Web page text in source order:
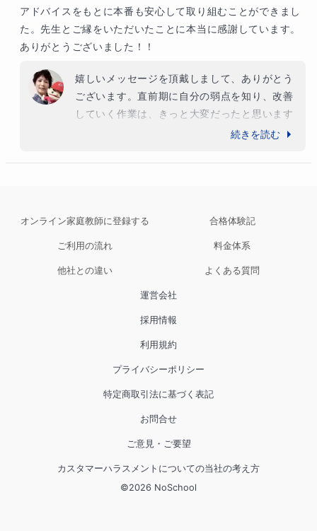
アドバイスをもとに本番も安心して取り組むことができまし
た。先生とご縁をいただいたことに本当に感謝しています。
ありがとうございました！！
嬉しいメッセージを頂戴しまして、ありがとう
ございます。直前期に自分の弱点を知り、改善
していく作業は、きっと大変だったと思います
が、どの授業も意欲的に受講して頂きました。
の姿勢やモチベーションの高さゆえのことで
画や映画などなど）を堪能して下さいね。ご縁
た！
続きを読む
オンライン家庭教師に登録する 合格体験記
ご利用の流れ 料金体系
他社との違い よくある質問
運営会社
採用情報
利用規約
プライバシーポリシー
特定商取引法に基づく表記
お問合せ
ご意見・ご要望
カスタマーハラスメントについての当社の考え方
©2026 NoSchool